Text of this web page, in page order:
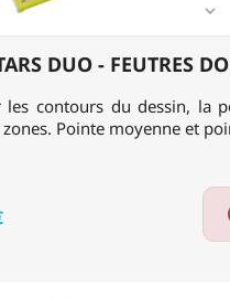
DUO - FEUTRES

contours du dessin, la
Pointe moyenne et